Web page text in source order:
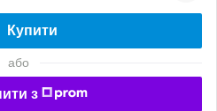
Купити
або
з